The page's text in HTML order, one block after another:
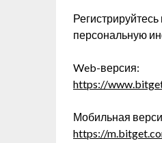
персональную
Web-версия:
https://
Мобильная
https://